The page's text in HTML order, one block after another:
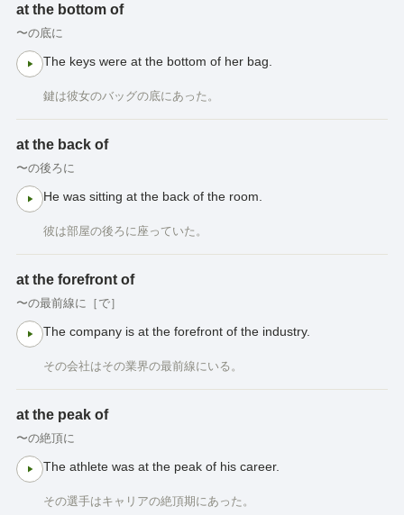
at the bottom of
〜の底に
The keys were at the bottom of her bag.
鍵は彼女のバッグの底にあった。
at the back of
〜の後ろに
He was sitting at the back of the room.
彼は部屋の後ろに座っていた。
at the forefront of
〜の最前線に［で］
The company is at the forefront of the industry.
その会社はその業界の最前線にいる。
at the peak of
〜の絶頂に
The athlete was at the peak of his career.
その選手はキャリアの絶頂期にあった。